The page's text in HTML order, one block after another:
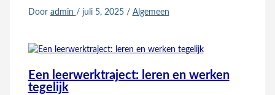
Door admin / juli 5, 2025 / Algemeen
Een leerwerktraject: leren en werken
tegelijk